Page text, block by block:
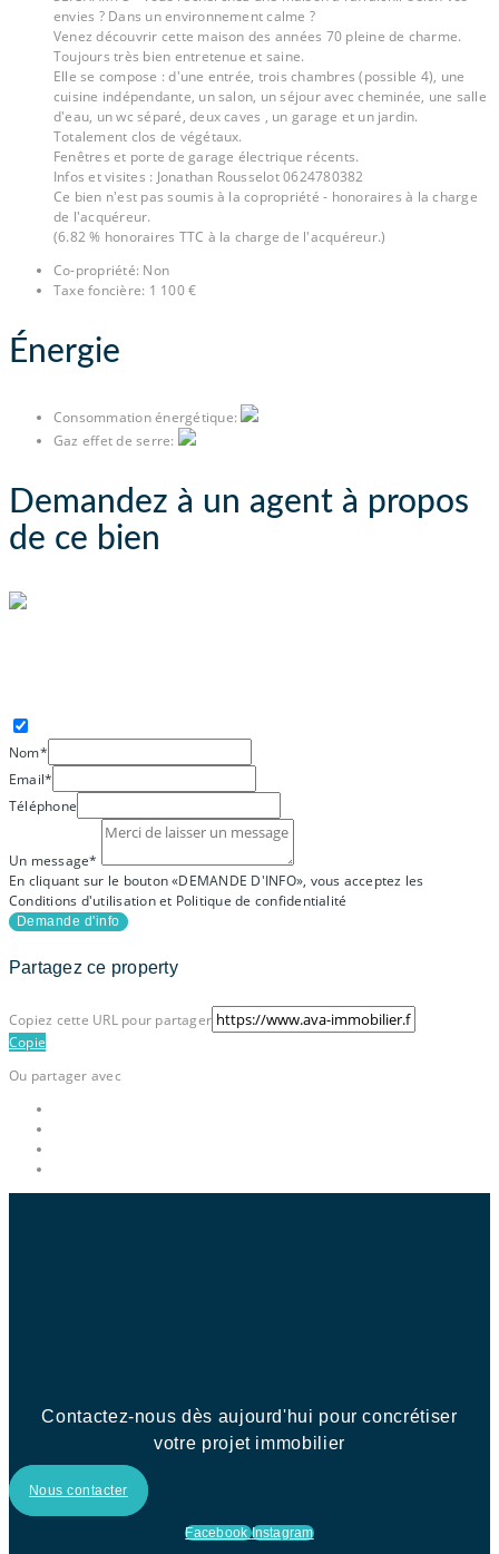
envies ? Dans un environnement calme ?
Venez découvrir cette maison des années 70 pleine de charme.
Toujours très bien entretenue et saine.
Elle se compose : d'une entrée, trois chambres (possible 4), une
cuisine indépendante, un salon, un séjour avec cheminée, une salle
d'eau, un wc séparé, deux caves , un garage et un jardin.
Totalement clos de végétaux.
Fenêtres et porte de garage électrique récents.
Infos et visites : Jonathan Rousselot 0624780382
Ce bien n'est pas soumis à la copropriété - honoraires à la charge
de l'acquéreur.
(6.82 % honoraires TTC à la charge de l'acquéreur.)
Co-propriété: Non
Taxe foncière: 1 100 €
Énergie
Consommation énergétique:
Gaz effet de serre:
Demandez à un agent à propos
de ce bien
Nom*
Email*
Téléphone
Un message*
En cliquant sur le bouton «DEMANDE D'INFO», vous acceptez les
Conditions d'utilisation et Politique de confidentialité
Demande d'info
Partagez ce property
Copiez cette URL pour partager
Copie
Ou partager avec
Contactez-nous dès aujourd'hui pour concrétiser
votre projet immobilier
Nous contacter
Facebook Instagram